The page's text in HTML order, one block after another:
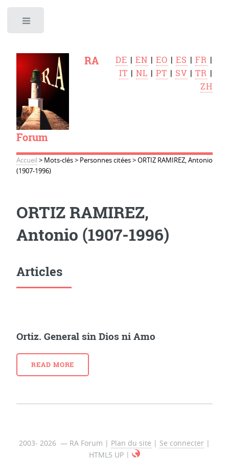
RA
Forum
DE |EN |EO |ES |FR |
IT |NL |PT | SV |TR |
ZH
Accueil > Mots-clés> Personnes citées>ORTIZ RAMIREZ, Antonio
(1907-1996)
ORTIZ RAMIREZ,
Antonio (1907-1996)
Articles
Ortiz. General sin Dios ni Amo
READ MORE
2003- 2026 — RA Forum | Plan du site | Se connecter |
HTML5 UP |